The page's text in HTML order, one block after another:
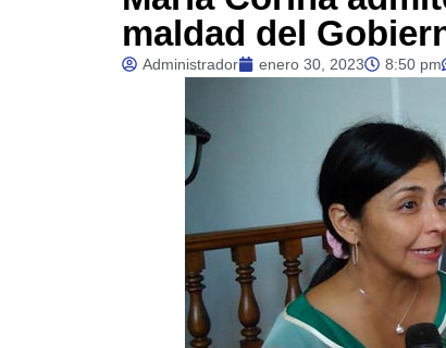
maldad del
Administrador enero 30, 2023 8:50 pm